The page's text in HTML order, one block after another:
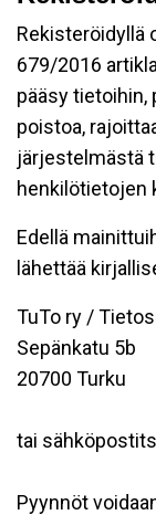
Rekisteröidyllä
679/2016
pääsy tietoihin,
poistoa,
järjestelmästä
henkilötietojen
Edellä
lähettää
TuTo ry /
Sepänkatu 5b
20700 Turku
tai
Pyynnöt